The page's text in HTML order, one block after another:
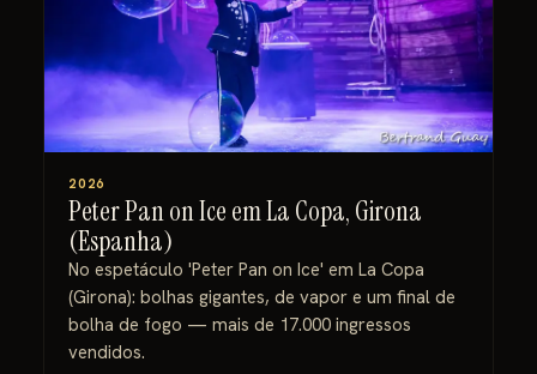
2026
Peter Pan on Ice em La Copa, Girona
(Espanha)
No espetáculo 'Peter Pan on Ice' em La Copa
(Girona): bolhas gigantes, de vapor e um final de
bolha de fogo — mais de 17.000 ingressos
vendidos.